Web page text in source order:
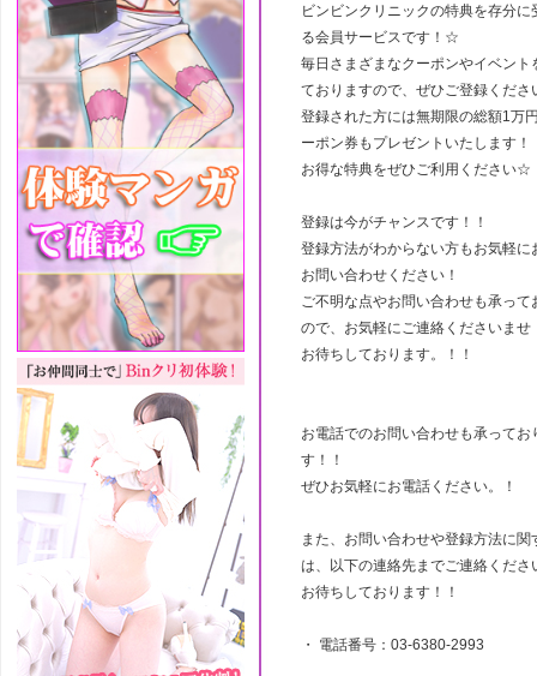
ビンビンクリニックの特典を存分に
る会員サービスです！☆
毎日さまざまなクーポンやイベント
ておりますので、ぜひご登録くださ
登録された方には無期限の総額1万
ーポン券もプレゼントいたします！
お得な特典をぜひご利用ください☆
登録は今がチャンスです！！
登録方法がわからない方もお気軽に
お問い合わせください！
ご不明な点やお問い合わせも承って
ので、お気軽にご連絡くださいませ
お待ちしております。！！
お電話でのお問い合わせも承ってお
す！！
ぜひお気軽にお電話ください。！
また、お問い合わせや登録方法に関
は、以下の連絡先までご連絡くださ
お待ちしております！！
・ 電話番号：03-6380-2993